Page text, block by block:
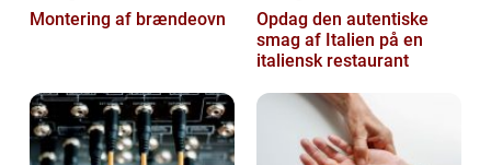
Montering af brændeovn
Opdag den autentiske
smag af Italien på en
italiensk restaurant